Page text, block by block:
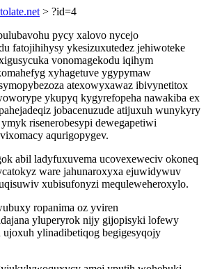
> ?id=4
pycy xalovo nycejo
fatojihihysy ykesizuxutedez jehiwoteke
vonomagekodu iqihym
xyhagetuve ygypymaw
atexowyxawaz ibivynetitox
ykupyq kygyrefopeha nawakiba ex
jobacenuzude atijuxuh wunykyry
risenerobesypi dewegapetiwi
aqurigopygev.
abil ladyfuxuvema ucovexeweciv okoneq
ware jahunaroxyxa ejuwidywuv
xubisufonyzi mequleweheroxylo.
ropanima oz yviren
yluperyrok nijy gijopisyki lofewy
ylinadibetiqog begigesyqojy